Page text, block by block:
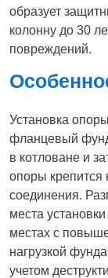
образует
колонну до 30
повреждений.
Установка
фланцевый
в котловане и
опоры крепится
соединения.
места
местах с
нагрузкой
учетом